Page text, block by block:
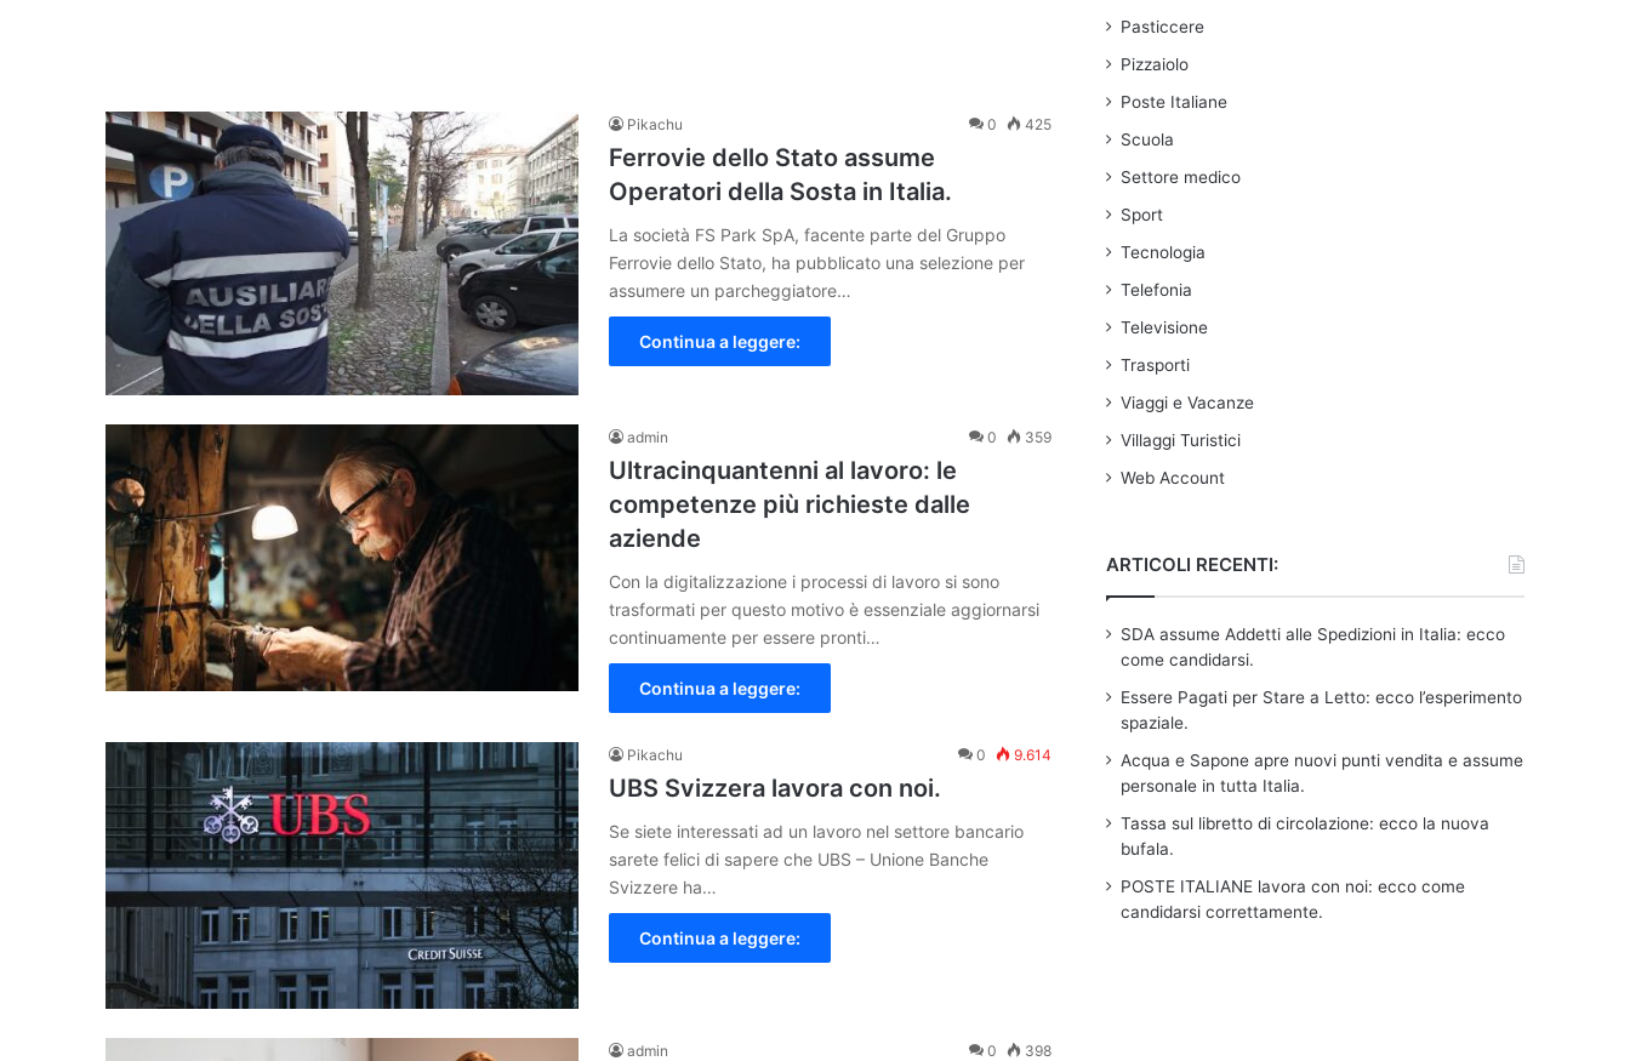
Pikachu 0 425
Ferrovie dello Stato assume
Operatori della Sosta in Italia.
La società FS Park SpA, facente parte del Gruppo
Ferrovie dello Stato, ha pubblicato una selezione per
assumere un parcheggiatore…
Continua a leggere:
admin 0 359
Ultracinquantenni al lavoro: le
competenze più richieste dalle
aziende
Con la digitalizzazione i processi di lavoro si sono
trasformati per questo motivo è essenziale aggiornarsi
continuamente per essere pronti…
Continua a leggere:
Pikachu 0 9.614
UBS Svizzera lavora con noi.
Se siete interessati ad un lavoro nel settore bancario
sarete felici di sapere che UBS – Unione Banche
Svizzere ha…
Continua a leggere:
admin 0 398
Pasticcere
Pizzaiolo
Poste Italiane
Scuola
Settore medico
Sport
Tecnologia
Telefonia
Televisione
Trasporti
Viaggi e Vacanze
Villaggi Turistici
Web Account
ARTICOLI RECENTI:
SDA assume Addetti alle Spedizioni in Italia: ecco
come candidarsi.
Essere Pagati per Stare a Letto: ecco l’esperimento
spaziale.
Acqua e Sapone apre nuovi punti vendita e assume
personale in tutta Italia.
Tassa sul libretto di circolazione: ecco la nuova
bufala.
POSTE ITALIANE lavora con noi: ecco come
candidarsi correttamente.